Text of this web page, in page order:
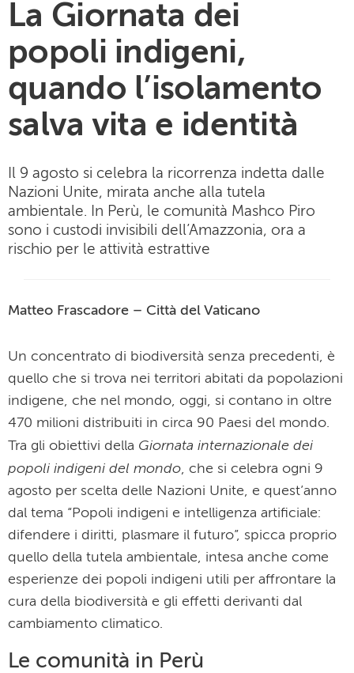
La Giornata dei
popoli indigeni,
quando l’isolamento
salva vita e identità
Il 9 agosto si celebra la ricorrenza indetta dalle
Nazioni Unite, mirata anche alla tutela
ambientale. In Perù, le comunità Mashco Piro
sono i custodi invisibili dell’Amazzonia, ora a
rischio per le attività estrattive
Matteo Frascadore – Città del Vaticano
Un concentrato di biodiversità senza precedenti, è
quello che si trova nei territori abitati da popolazioni
indigene, che nel mondo, oggi, si contano in oltre
470 milioni distribuiti in circa 90 Paesi del mondo.
Tra gli obiettivi della Giornata internazionale dei
popoli indigeni del mondo, che si celebra ogni 9
agosto per scelta delle Nazioni Unite, e quest’anno
dal tema “Popoli indigeni e intelligenza artificiale:
difendere i diritti, plasmare il futuro”, spicca proprio
quello della tutela ambientale, intesa anche come
esperienze dei popoli indigeni utili per affrontare la
cura della biodiversità e gli effetti derivanti dal
cambiamento climatico.
Le comunità in Perù